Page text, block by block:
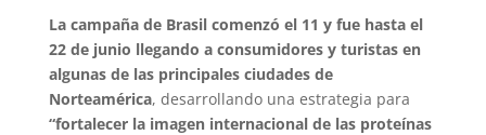
La campaña de Brasil comenzó el 11 y fue hasta el
22 de junio llegando a consumidores y turistas en
algunas de las principales ciudades de
Norteamérica, desarrollando una estrategia para
“fortalecer la imagen internacional de las proteínas